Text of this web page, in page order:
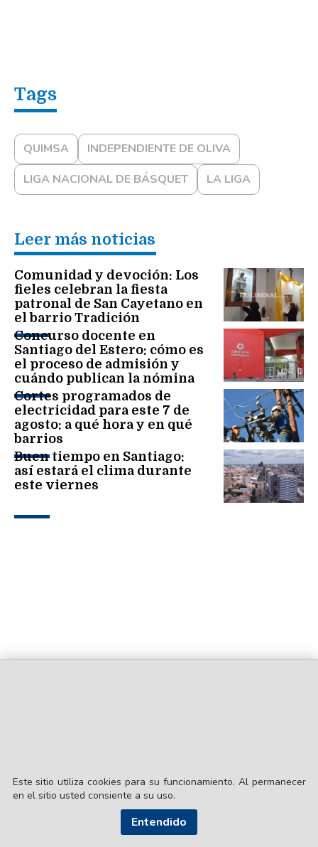
QUIMSA
INDEPENDIENTE DE OLIVA
LIGA NACIONAL DE BÁSQUET
LA LIGA
Leer más noticias
Comunidad y devoción: Los
fieles celebran la fiesta
patronal de San Cayetano en
el barrio Tradición
Concurso docente en
Santiago del Estero: cómo es
el proceso de admisión y
cuándo publican la nómina
definitiva
Cortes programados de
electricidad para este 7 de
agosto: a qué hora y en qué
barrios
Buen tiempo en Santiago:
así estará el clima durante
este viernes
Director Editorial: Lic. Gustavo Eduardo Ick
Este sitio utiliza cookies para su funcionamiento. Al permanecer
en el sitio usted consiente a su uso.
Entendido